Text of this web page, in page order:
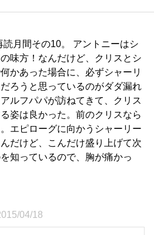
読月間その10。 アントニーはシ
味方！なんだけど、クリスとシ
かあった場合に、必ずシャーリ
ろうと思っているのがダダ漏れ
ルフパパが訪ねてきて、クリス
姿は良かった。前のクリスなら
エピローグに向かうシャーリー
だけど、こんだけ盛り上げて次
知っているので、胸が痛かっ
04/18